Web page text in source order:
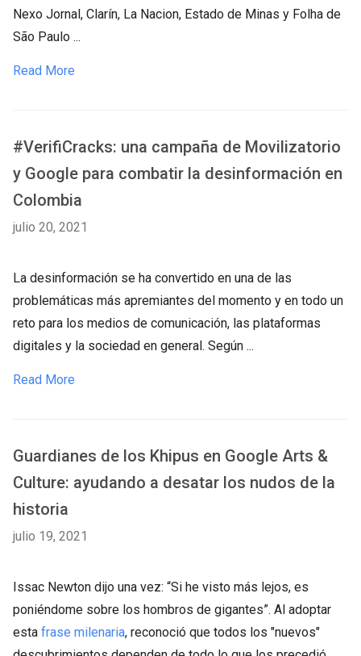
Nexo Jornal, Clarín, La Nacion, Estado de Minas y Folha de
São Paulo ...
Read More
#VerifiCracks: una campaña de Movilizatorio
y Google para combatir la desinformación en
Colombia
julio 20, 2021
La desinformación se ha convertido en una de las
problemáticas más apremiantes del momento y en todo un
reto para los medios de comunicación, las plataformas
digitales y la sociedad en general. Según ...
Read More
Guardianes de los Khipus en Google Arts &
Culture: ayudando a desatar los nudos de la
historia
julio 19, 2021
Issac Newton dijo una vez: “Si he visto más lejos, es
poniéndome sobre los hombros de gigantes”. Al adoptar
esta frase milenaria, reconoció que todos los "nuevos"